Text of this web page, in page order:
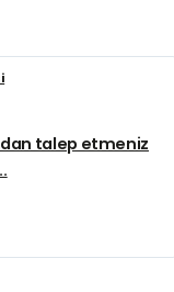
talep etmeniz